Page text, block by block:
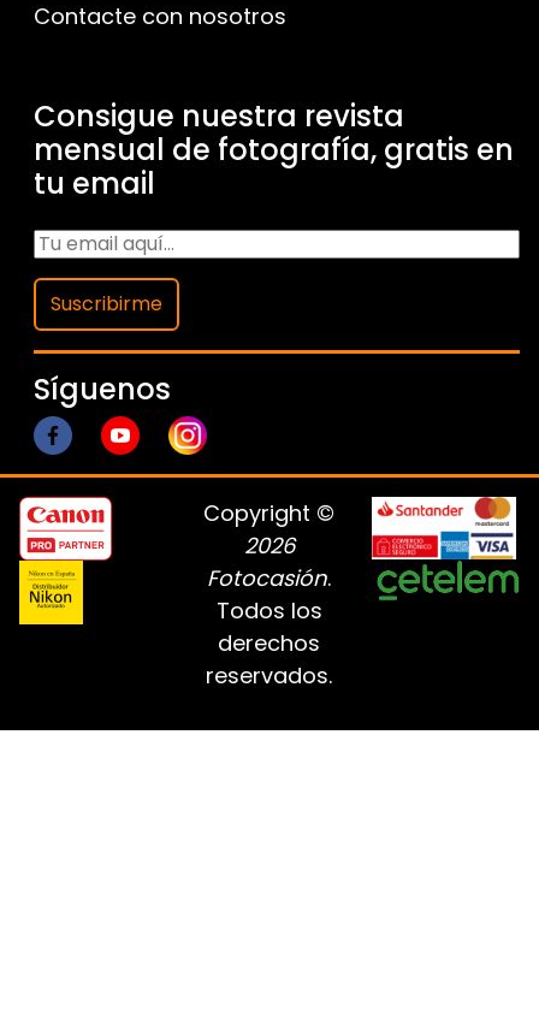
Contacte con nosotros
Consigue nuestra revista
mensual de fotografía, gratis en
tu email
Suscribirme
Síguenos
Copyright ©
2026
Fotocasión.
Todos los
derechos
reservados.